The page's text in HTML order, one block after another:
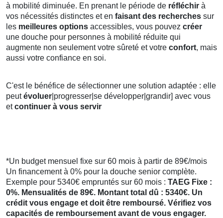
à mobilité diminuée. En prenant le période de réfléchir à
vos nécessités distinctes et en faisant des recherches sur
les meilleures options accessibles, vous pouvez créer
une douche pour personnes à mobilité réduite qui
augmente non seulement votre sûreté et votre confort, mais
aussi votre confiance en soi.
C'est le bénéfice de sélectionner une solution adaptée : elle
peutévoluer |progresser|se développer|grandir] avec vous
etcontinuer à vous servir
*Un budget mensuel fixe sur 60 mois à partir de 89€/mois
Un financement à 0% pour la douche senior complète.
Exemple pour 5340€ empruntés sur 60 mois : TAEG Fixe :
0%. Mensualités de 89€. Montant total dû : 5340€. Un
crédit vous engage et doit être remboursé. Vérifiez vos
capacités de remboursement avant de vous engager.